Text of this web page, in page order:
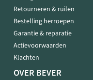
Retourneren & ruilen
Bestelling herroepen
Garantie & reparatie
Actievoorwaarden
Klachten
OVER BEVER